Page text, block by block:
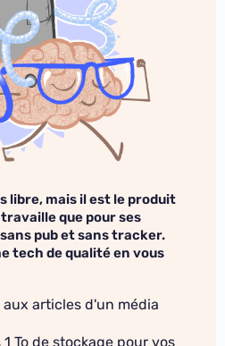
libre, mais il est le produit
que pour ses
pub et sans tracker.
tech de qualité en vous
articles d'un média
To de stockage pour vos